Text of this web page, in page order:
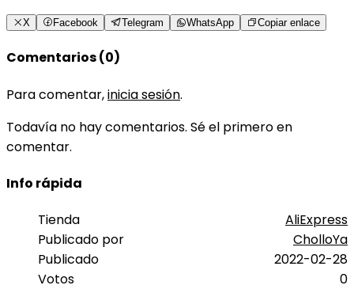
X Facebook Telegram WhatsApp Copiar enlace
Comentarios (0)
Para comentar,inicia sesión.
Todavía no hay comentarios. Sé el primero en
comentar.
Info rápida
Tienda
AliExpress
Publicado por
CholloYa
Publicado
2022-02-28
Votos
0